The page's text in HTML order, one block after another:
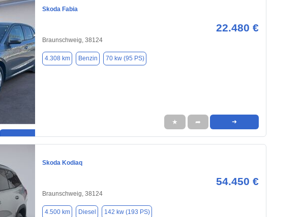
Skoda Fabia
22.480 €
Braunschweig, 38124
4.308 km Benzin 70 kw (95 PS)
★ ➦ ➜
Skoda Kodiaq
54.450 €
Braunschweig, 38124
4.500 km Diesel 142 kw (193 PS)